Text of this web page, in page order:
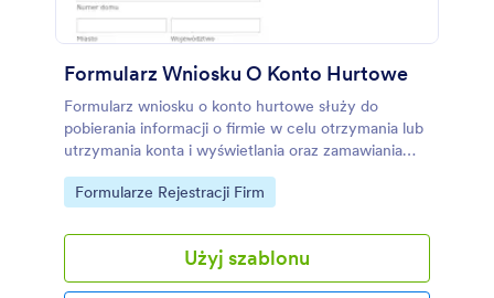
Formularz Wniosku O Konto Hurtowe
Formularz wniosku o konto hurtowe służy do
pobierania informacji o firmie w celu otrzymania lub
utrzymania konta i wyświetlania oraz zamawiania
produktów przy pomocy zarejestrowanego i
zaakceptowanego konta. Masz możliwość
Dodatkowo, możesz skorzystać z kolekcji motywów,
aplikacji i widżetów Jotform, by zoptymalizować
doświadczenie użytkownika.
Go to Category:
Formularze Rejestracji Firm
Użyj szablonu